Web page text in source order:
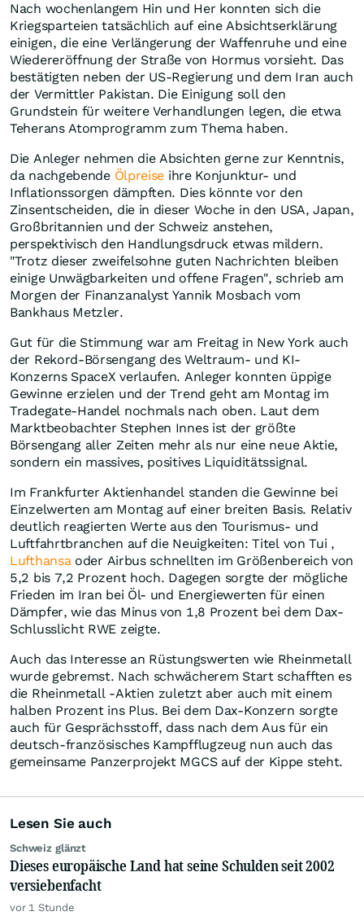
Nach wochenlangem Hin und Her konnten sich die
Kriegsparteien tatsächlich auf eine Absichtserklärung
einigen, die eine Verlängerung der Waffenruhe und eine
Wiedereröffnung der Straße von Hormus vorsieht. Das
bestätigten neben der US-Regierung und dem Iran auch
der Vermittler Pakistan. Die Einigung soll den
Grundstein für weitere Verhandlungen legen, die etwa
Teherans Atomprogramm zum Thema haben.
Die Anleger nehmen die Absichten gerne zur Kenntnis,
da nachgebende Ölpreise ihre Konjunktur- und
Inflationssorgen dämpften. Dies könnte vor den
Zinsentscheiden, die in dieser Woche in den USA, Japan,
Großbritannien und der Schweiz anstehen,
perspektivisch den Handlungsdruck etwas mildern.
"Trotz dieser zweifelsohne guten Nachrichten bleiben
einige Unwägbarkeiten und offene Fragen", schrieb am
Morgen der Finanzanalyst Yannik Mosbach vom
Bankhaus Metzler.
Gut für die Stimmung war am Freitag in New York auch
der Rekord-Börsengang des Weltraum- und KI-
Konzerns SpaceX verlaufen. Anleger konnten üppige
Gewinne erzielen und der Trend geht am Montag im
Tradegate-Handel nochmals nach oben. Laut dem
Marktbeobachter Stephen Innes ist der größte
Börsengang aller Zeiten mehr als nur eine neue Aktie,
sondern ein massives, positives Liquiditätssignal.
Im Frankfurter Aktienhandel standen die Gewinne bei
Einzelwerten am Montag auf einer breiten Basis. Relativ
deutlich reagierten Werte aus den Tourismus- und
Luftfahrtbranchen auf die Neuigkeiten: Titel von Tui ,
Lufthansaoder Airbus schnellten im Größenbereich von
5,2 bis 7,2 Prozent hoch. Dagegen sorgte der mögliche
Frieden im Iran bei Öl- und Energiewerten für einen
Dämpfer, wie das Minus von 1,8 Prozent bei dem Dax-
Schlusslicht RWE zeigte.
Auch das Interesse an Rüstungswerten wie Rheinmetall
wurde gebremst. Nach schwächerem Start schafften es
die Rheinmetall -Aktien zuletzt aber auch mit einem
halben Prozent ins Plus. Bei dem Dax-Konzern sorgte
auch für Gesprächsstoff, dass nach dem Aus für ein
deutsch-französisches Kampfflugzeug nun auch das
gemeinsame Panzerprojekt MGCS auf der Kippe steht.
Lesen Sie auch
Schweiz glänzt
Dieses europäische Land hat seine Schulden seit 2002
versiebenfacht
vor 1 Stunde